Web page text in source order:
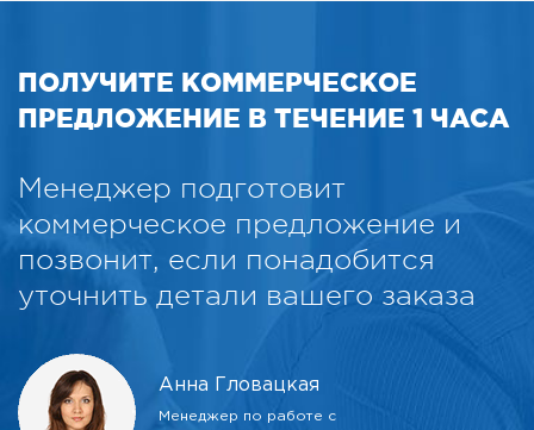
ПОЛУЧИТЕ КОММЕРЧЕСКОЕ
ПРЕДЛОЖЕНИЕ В ТЕЧЕНИЕ 1 ЧАСА
Менеджер подготовит
коммерческое предложение и
позвонит, если понадобится
уточнить детали вашего заказа
Анна Гловацкая
Менеджер по работе с